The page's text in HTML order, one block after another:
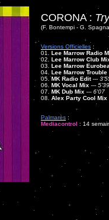
CORONA :
(F. Bontempi - G.
Versions Officielles :
01. Lee Marrow Radio
02. Lee Marrow Club
03.Lee Marrow
04. Lee Marrow Trouble
05.MK Radio Edit---
06. MK Vocal Mix --- 5'39
07. MK Dub Mix --- 6'07
08. Alex Party Cool Mix
Palmarès :
Mediacontrol : 14